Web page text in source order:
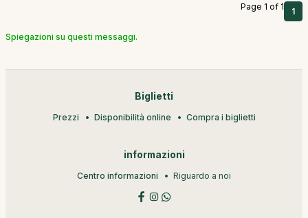
Page 1 of 1 1
Spiegazioni su questi messaggi.
Biglietti
Prezzi Disponibilità online Compra i biglietti
informazioni
Centro informazioni Riguardo a noi